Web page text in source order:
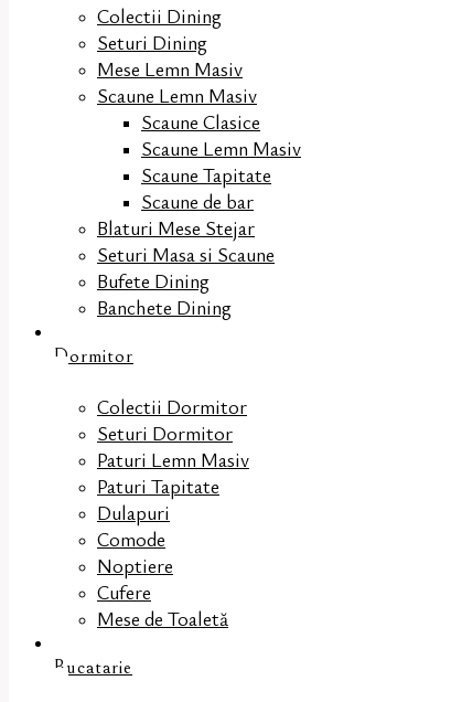
Colectii Dining
Seturi Dining
Mese Lemn Masiv
Scaune Lemn Masiv
Scaune Clasice
Scaune Lemn Masiv
Scaune Tapitate
Scaune de bar
Blaturi Mese Stejar
Seturi Masa si Scaune
Bufete Dining
Banchete Dining
Dormitor
Colectii Dormitor
Seturi Dormitor
Paturi Lemn Masiv
Paturi Tapitate
Dulapuri
Comode
Noptiere
Cufere
Mese de Toaletă
Bucatarie